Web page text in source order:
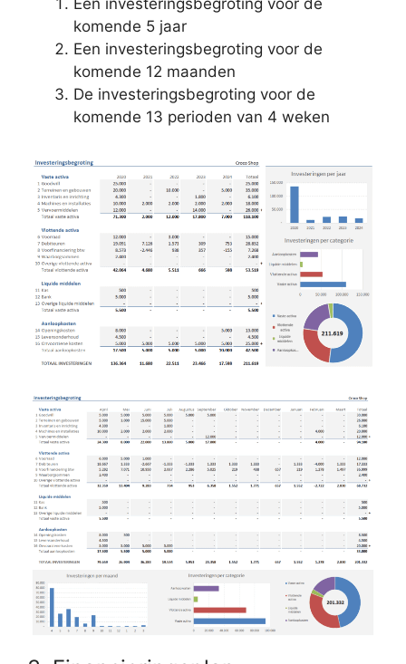
komende 5 jaar
Een investeringsbegroting voor de
komende 12 maanden
De investeringsbegroting voor de
komende 13 perioden van 4 weken